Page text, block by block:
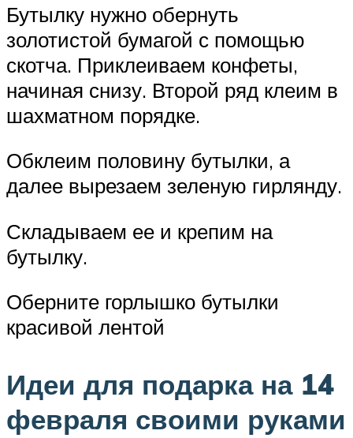
Бутылку нужно обернуть
золотистой бумагой с помощью
скотча. Приклеиваем конфеты,
начиная снизу. Второй ряд клеим в
шахматном порядке.
Обклеим половину бутылки, а
далее вырезаем зеленую гирлянду.
Складываем ее и крепим на
бутылку.
Оберните горлышко бутылки
красивой лентой
Идеи для подарка на 14
февраля своими руками